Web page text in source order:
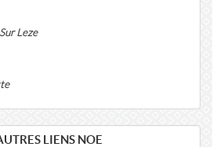
Leze
LIENS NOE